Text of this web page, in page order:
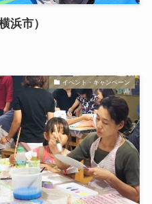
浜市）
イベント・キャンペーン